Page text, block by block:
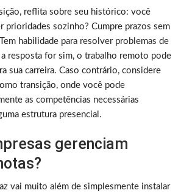
reflita sobre seu histórico: você
prioridades sozinho? Cumpre prazos sem
habilidade para resolver problemas de
resposta for sim, o trabalho remoto pode
sua carreira. Caso contrário, considere
transição, onde você pode
as competências necessárias
estrutura presencial.
gerenciam
vai muito além de simplesmente instalar